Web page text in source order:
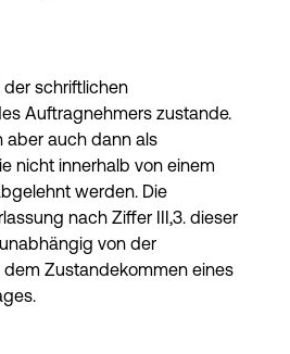
der schriftlichen
Auftragnehmers zustande.
aber auch dann als
nicht innerhalb von einem
werden. Die
nach Ziffer III,3. dieser
von der
Zustandekommen eines